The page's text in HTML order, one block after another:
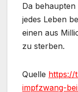
Da
jedes Leben
einen aus
zu sterben.
Quelle https://
impfzwang-